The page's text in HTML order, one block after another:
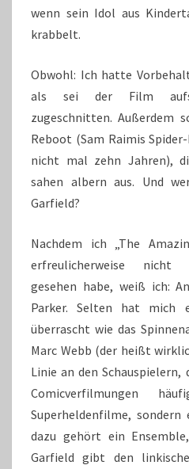
wenn sein Idol aus
krabbelt.
Obwohl: Ich hatte
als sei der Film aufs
zugeschnitten. Außerdem
Reboot (Sam Raimis
nicht mal zehn Jahren),
sahen albern aus. Und
Garfield?
Nachdem ich „The
erfreulicherweise nicht
gesehen habe, weiß ich:
Parker. Selten hat mich
überrascht wie das
Marc Webb (der heißt
Linie an den
Comicverfilmungen
Superheldenfilme,
dazu gehört ein
Garfield gibt den